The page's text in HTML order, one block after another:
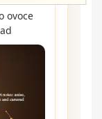
ovoce